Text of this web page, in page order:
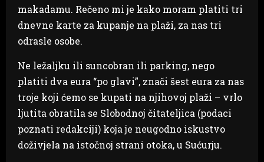
makadamu. Rečeno mi je kako moram platiti tri
dnevne karte za kupanje na plaži, za nas tri
odrasle osobe.
Ne ležaljku ili suncobran ili parking, nego
platiti dva eura “po glavi”, znači šest eura za nas
troje koji ćemo se kupati na njihovoj plaži – vrlo
ljutita obratila se Slobodnoj čitateljica (podaci
poznati redakciji) koja je neugodno iskustvo
doživjela na istočnoj strani otoka, u Sućurju.